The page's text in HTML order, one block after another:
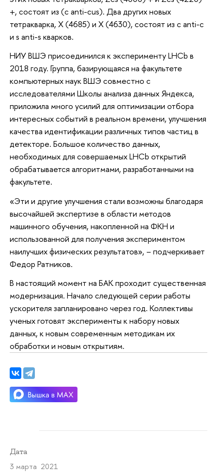
+, состоят из (c anti-cus). Два других новых
тетракварка, X (4685) и X (4630), состоят из c anti-c
и s anti-s кварков.
НИУ ВШЭ присоединился к эксперименту LHCb в
2018 году. Группа, базирующаяся на факультете
компьютерных наук ВШЭ совместно с
исследователями Школы анализа данных Яндекса,
приложила много усилий для оптимизации отбора
интересных событий в реальном времени, улучшения
качества идентификации различных типов частиц в
детекторе. Большое количество данных,
необходимых для совершаемых LHCb открытий
обрабатывается алгоритмами, разработанными на
факультете.
«Эти и другие улучшения стали возможны благодаря
высочайшей экспертизе в области методов
машинного обучения, накопленной на ФКН и
использованной для получения экспериментом
наилучших физических результатов», – подчеркивает
Федор Ратников.
В настоящий момент на БАК проходит существенная
модернизация. Начало следующей серии работы
ускорителя запланировано через год. Коллективы
ученых готовят эксперименты к набору новых
данных, к новым современным методикам их
обработки и новым открытиям.
Дата
3 марта 2021